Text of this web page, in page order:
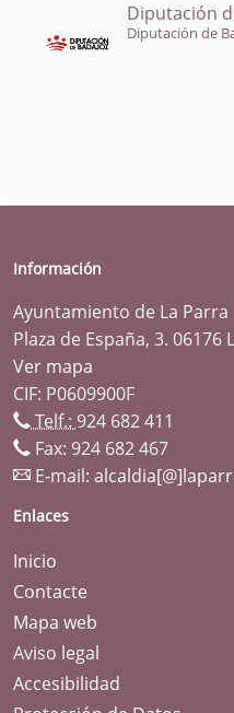
Diputación
Diputación de
Información
Ayuntamiento de La Parra
Plaza de España, 3. 06176
Ver mapa
CIF: P0609900F
Telf.: 924 682 411
Fax: 924 682 467
E-mail:
Enlaces
Inicio
Contacte
Mapa web
Aviso legal
Accesibilidad